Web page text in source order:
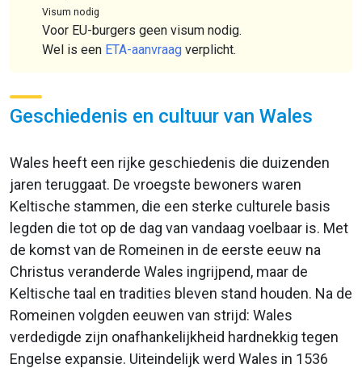
Visum nodig
Voor EU-burgers geen visum nodig.
Wel is een ETA-aanvraag verplicht.
Geschiedenis en cultuur van Wales
Wales heeft een rijke geschiedenis die duizenden
jaren teruggaat. De vroegste bewoners waren
Keltische stammen, die een sterke culturele basis
legden die tot op de dag van vandaag voelbaar is. Met
de komst van de Romeinen in de eerste eeuw na
Christus veranderde Wales ingrijpend, maar de
Keltische taal en tradities bleven stand houden. Na de
Romeinen volgden eeuwen van strijd: Wales
verdedigde zijn onafhankelijkheid hardnekkig tegen
Engelse expansie. Uiteindelijk werd Wales in 1536